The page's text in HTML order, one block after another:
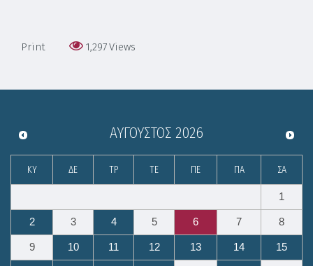
Print 1,297Views
ΑΎΓΟΥΣΤΟΣ 2026
ΚΥ ΔΕ ΤΡ ΤΕ ΠΕ ΠΑ ΣΑ
1
2 3 4 5 6 7 8
9 10 11 12 13 14 15